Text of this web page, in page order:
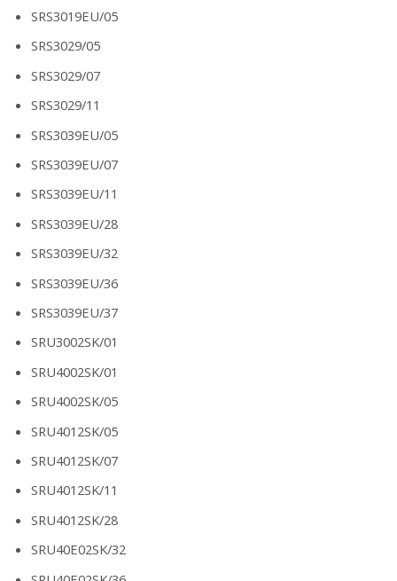
SRS3019EU/05
SRS3029/05
SRS3029/07
SRS3029/11
SRS3039EU/05
SRS3039EU/07
SRS3039EU/11
SRS3039EU/28
SRS3039EU/32
SRS3039EU/36
SRS3039EU/37
SRU3002SK/01
SRU4002SK/01
SRU4002SK/05
SRU4012SK/05
SRU4012SK/07
SRU4012SK/11
SRU4012SK/28
SRU40E02SK/32